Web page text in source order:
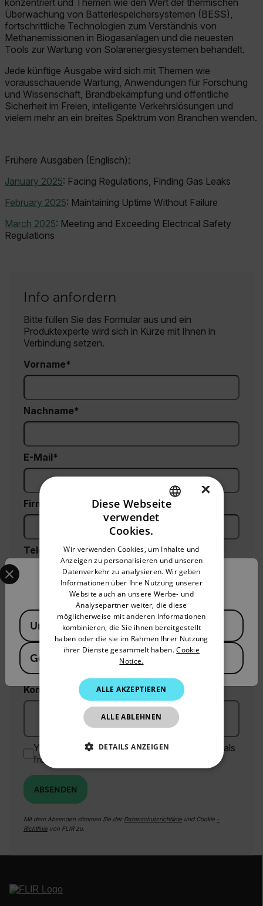
konzentriert und Themen wie den Wert der thermischen
Überwachung von Batteriespeichersystemen (BESS),
fortschrittliche Technologien zum Verständnis von
Methanemissionen in Biogasanlagen und die neuesten
Tools zur Wartung von Solarenergiesystemen behandelt.
Jede künftige Ausgabe wird sich mit Themen wie
vorausschauende Wartung, Anwendungen für Forschung
und Wissenschaft, Brandbekämpfung und öffentliche
Sicherheit im Freien, intelligente Verkehrslösungen und
vielem mehr an ein breites Spektrum von Branchen wenden.
Frühere Ausgaben (Englisch):
January 2025: Facing Regulations, Finding Gas Leaks
February 2025: Maintaining Uptime Without Failure
March 2025: Meeting and Exceeding Electrical Safety
Regulations
Info anfordern
Bitte füllen Sie das Formular aus und ein
Produktexperte wird sich in Kürze mit Ihnen in
Verbindung setzen.
Vorname
Nachname
E-Mail
Firma:
Telefon (optional)
Postleitzahl*
Country *
Kommentare
Yes, email me the latest news, training and deals
from FLIR.
ABSENDEN
Mit dem Absenden stimmen Sie der Datenschutzrichtlinie und Cookie -
Richtlinie von FLIR zu.
Confirm Location
Select your preferred country and language from the
Available Locations
United States
Germany
FRENCH
SPANISH
PORTUGUESE
ITALIAN
KOREAN
CHINESE
×
Diese Webseite
verwendet
Cookies.
Wir verwenden Cookies, um Inhalte und
Anzeigen zu personalisieren und unseren
Datenverkehr zu analysieren. Wir geben
Informationen über Ihre Nutzung unserer
Website auch an unsere Werbe- und
Analysepartner weiter, die diese
möglicherweise mit anderen Informationen
kombinieren, die Sie ihnen bereitgestellt
haben oder die sie im Rahmen Ihrer Nutzung
ihrer Dienste gesammelt haben.Cookie
Notice.
ALLE AKZEPTIEREN
ALLE ABLEHNEN
DETAILS ANZEIGEN
UNBEDINGT ERFORDERLICH
PERFORMANCE
TARGETING
FUNKTIONALITÄT